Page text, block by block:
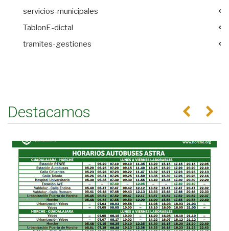
servicios-municipales
TablonE-dictal
tramites-gestiones
Destacamos Anterior